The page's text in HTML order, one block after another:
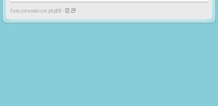
Funcionando con phpBB -